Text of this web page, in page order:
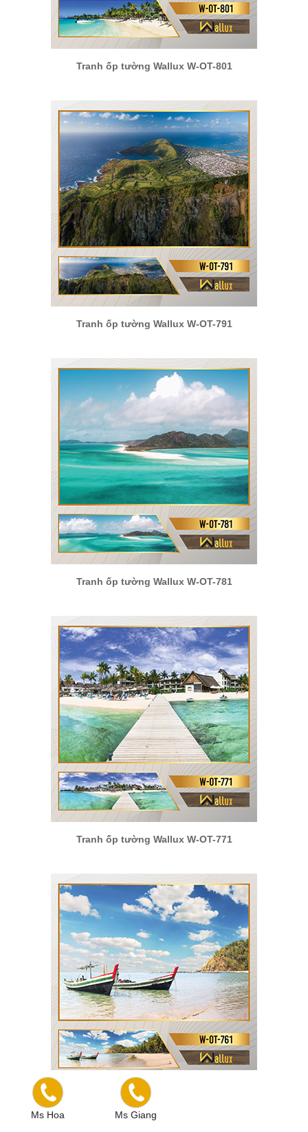
Tranh ốp tường Wallux W-OT-801
Tranh ốp tường Wallux W-OT-791
Tranh ốp tường Wallux W-OT-781
Tranh ốp tường Wallux W-OT-771
Tranh ốp tường Wallux W-OT-761
Ms Hoa
Ms Giang